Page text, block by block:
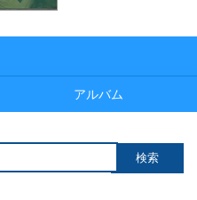
アルバム